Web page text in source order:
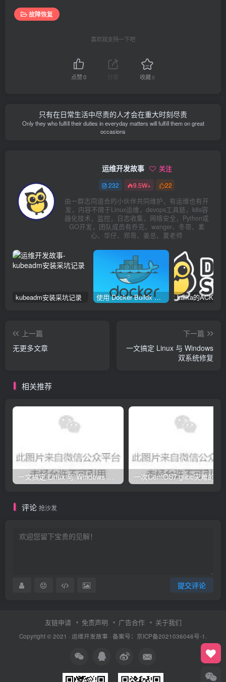
故障恢复
喜欢就支持一下吧
点赞0 分享 收藏0
只有在日常生活中尽责的人才会在重大时刻尽责
Only they who fulfill their duties in everyday matters will fulfill them on great
occasions
运维开发故事 关注
232 9.5W+ 22
由一群志同道合的小伙伴共同维护，有运维也有开
发，内容不限于Linux运维，devops工具链，k8s容
器化技术，监控，日志收集，网络安全，Python或
GO开发，团队成员有乔克、wanger、冬哥、素
心、华仔、郑哥、姜总、夏老师
kubeadm安装采坑记录 使用 Docker Buildx 构建多种系统架构镜像
上一篇
无更多文章
下一篇
一文搞定 Linux 与 Windows
双系统修复
相关推荐
评论 抢沙发
提交评论
友链申请 免责声明 广告合作 关于我们
Copyright © 2021 · 运维开发故事 · 备案号：京ICP备2021036046号-1.